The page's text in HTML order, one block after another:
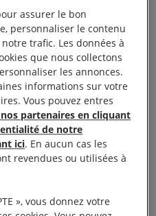
assurer le bon
personnaliser le contenu
trafic. Les données à
que nous collectons
les annonces.
informations sur votre
Vous pouvez entres
partenaires en cliquant
de notre
ici. En aucun cas les
revendues ou utilisées à
», vous donnez votre